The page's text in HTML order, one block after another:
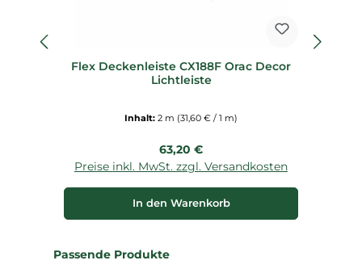
Flex Deckenleiste CX188F Orac Decor
Lichtleiste
Inhalt: 2 m (31,60 € / 1 m)
Regulärer Preis:
63,20 €
Preise inkl. MwSt. zzgl. Versandkosten
In den Warenkorb
Produktgalerie überspringen
Passende Produkte